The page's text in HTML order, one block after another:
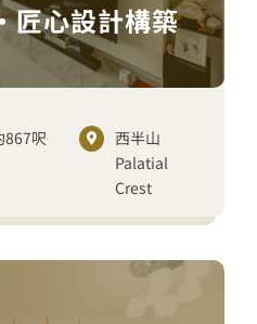
匠心設計構築
867呎
西半山
Palatial
Crest